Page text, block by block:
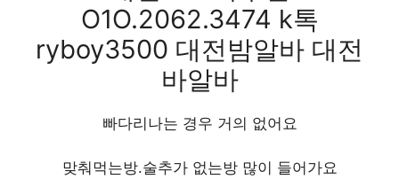
O1O.2062.3474 k톡
ryboy3500 대전밤알바 대전
바알바
빠다리나는 경우 거의 없어요
맞춰먹는방.술추가 없는방 많이 들어가요